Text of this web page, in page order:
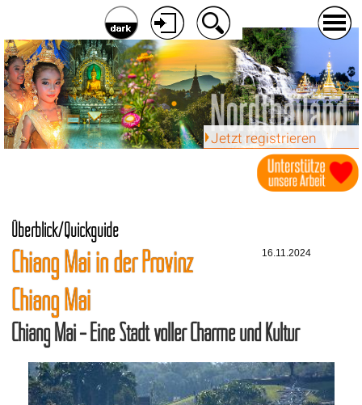
Jetzt registrieren
Überblick/Quickguide
16.11.2024
Chiang Mai in der Provinz
Chiang Mai
Chiang Mai – Eine Stadt voller Charme und Kultur